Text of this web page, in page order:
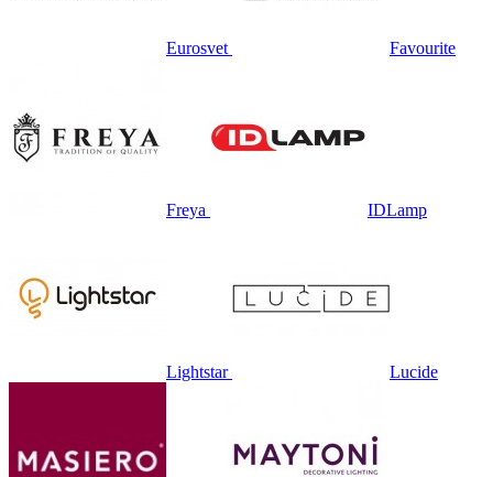
Eurosvet Favourite
Freya IDLamp
Lightstar Lucide